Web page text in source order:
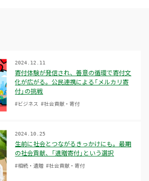
寄付体験が発信され、善意の循環で寄付文
化が広がる。公民連携による「メルカリ寄
付」の挑戦
2024.12.11
#ビジネス #社会貢献・寄付
生前に社会とつながるきっかけにも。最期
の社会貢献、「遺贈寄付」という選択
2024.10.25
#相続・遺贈 #社会貢献・寄付